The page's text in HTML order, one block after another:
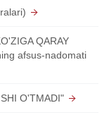
QARAY
afsus-nadomati
O'TMADI"